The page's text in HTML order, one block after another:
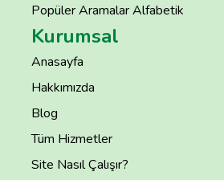
Popüler Aramalar Alfabetik
Kurumsal
Anasayfa
Hakkımızda
Blog
Tüm Hizmetler
Site Nasıl Çalışır?